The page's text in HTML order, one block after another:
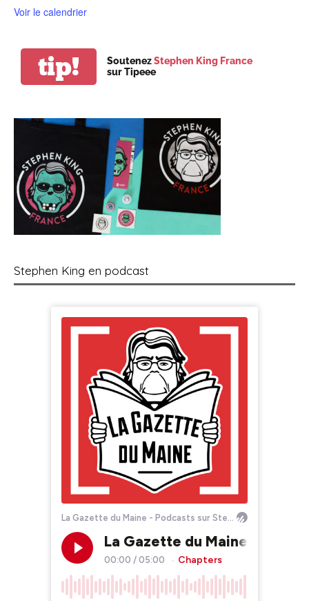
Voir le calendrier
tip! SoutenezStephen King France
sur Tipeee
Stephen King en podcast